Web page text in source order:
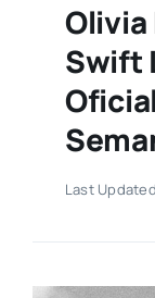
Olivia
Swift
Last